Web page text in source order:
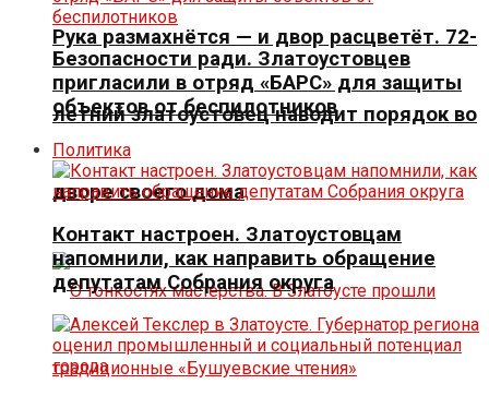
Рука размахнётся — и двор расцветёт. 72-
летний златоустовец наводит порядок во
дворе своего дома
Безопасности ради. Златоустовцев
пригласили в отряд «БАРС» для защиты
объектов от беспилотников
Политика
Контакт настроен. Златоустовцам
напомнили, как направить обращение
депутатам Собрания округа